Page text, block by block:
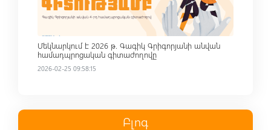
Մեկնարկում է 2026 թ. Գագիկ Գրիգորյանի անվան
համադպրոցական գիտաժողովը
2026-02-25 09:58:15
Բլոգ